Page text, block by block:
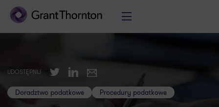
UDOSTĘPNIJ TwitterLinkedIn
E-mail
Doradztwo podatkowe Procedury podatkowe